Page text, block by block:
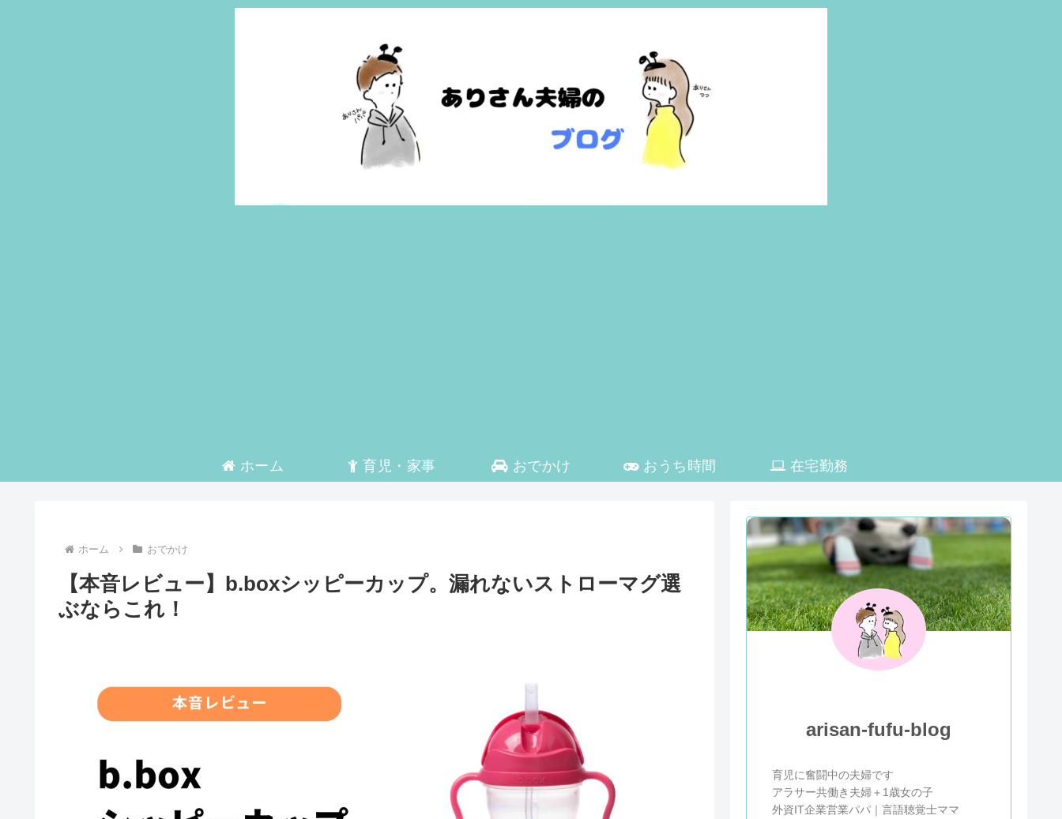
ホーム 育児・家事 おでかけ おうち時間 在宅勤務
ホーム おでかけ
【本音レビュー】b.boxシッピーカップ。漏れないストローマグ選
ぶならこれ！
arisan-fufu-blog
育児に奮闘中の夫婦です
アラサー共働き夫婦＋1歳女の子
外資IT企業営業パパ｜言語聴覚士ママ